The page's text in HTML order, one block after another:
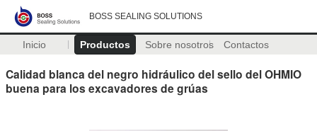
BOSS SEALING SOLUTIONS
Inicio Productos Sobre nosotros Contactos
Calidad blanca del negro hidráulico del sello del OHMIO
buena para los excavadores de grúas